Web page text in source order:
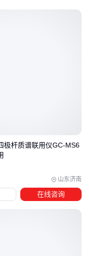
山东济南
极杆质谱联用仪GC-MS6
在线咨询